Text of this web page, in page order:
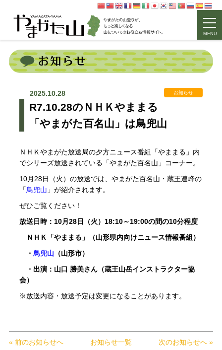
MENU
2025.10.28 お知らせ
R7.10.28のＮＨＫやままる
「やまがた百名山」は鳥兜山
ＮＨＫやまがた放送局の夕方ニュース番組「やままる」内
でシリーズ放送されている「やまがた百名山」コーナー。
10月28日（火）の放送では、やまがた百名山・蔵王連峰の
「鳥兜山 」が紹介されます。
ぜひご覧ください！
放送日時：10月28日（火）18:10～19:00の間の10分程度
ＮＨＫ「やままる」（山形県内向けニュース情報番組）
・ 鳥兜山 （山形市）
・出演：山口 勝美さん（蔵王山岳インストラクター協
会）
※放送内容・放送予定は変更になることがあります。
« 前のお知らせへ お知らせ一覧 次のお知らせへ »